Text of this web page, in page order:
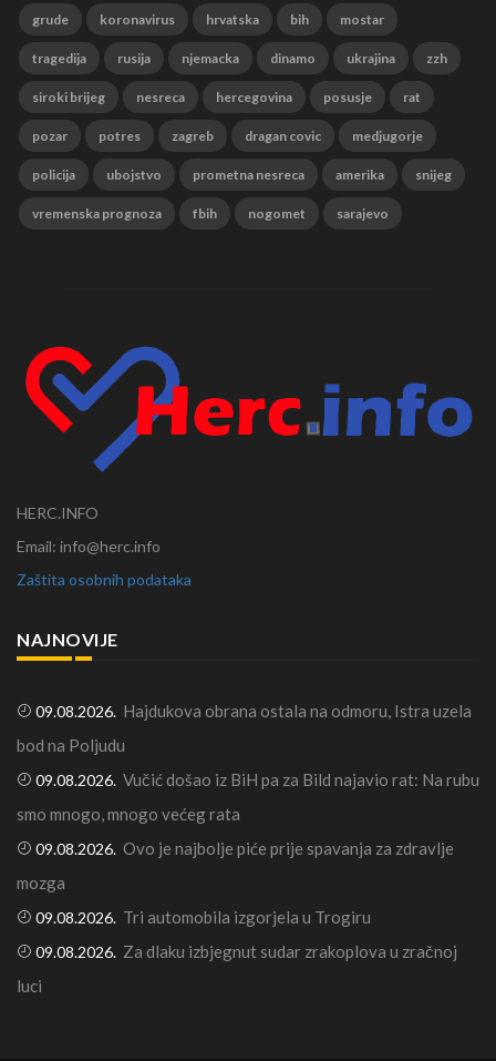
grude koronavirus hrvatska bih mostar
tragedija rusija njemacka dinamo ukrajina zzh
siroki brijeg nesreca hercegovina posusje rat
pozar potres zagreb dragan covic medjugorje
policija ubojstvo prometna nesreca amerika snijeg
vremenska prognoza fbih nogomet sarajevo
HERC.INFO
Email: info@herc.info
Zaštita osobnih podataka
NAJNOVIJE
09.08.2026. Hajdukova obrana ostala na odmoru, Istra uzela
bod na Poljudu
09.08.2026. Vučić došao iz BiH pa za Bild najavio rat: Na rubu
smo mnogo, mnogo većeg rata
09.08.2026. Ovo je najbolje piće prije spavanja za zdravlje
mozga
09.08.2026. Tri automobila izgorjela u Trogiru
09.08.2026. Za dlaku izbjegnut sudar zrakoplova u zračnoj
luci